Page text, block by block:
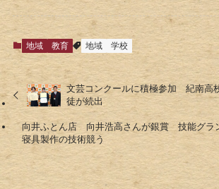
地域 教育 地域 学校
文芸コンクールに積極参加 紀南高
徒が続出
向井ふとん店 向井浩高さんが銀賞 技能グラ
寝具製作の技術競う